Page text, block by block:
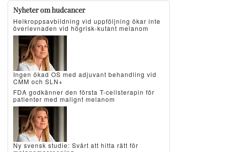
Nyheter om hudcancer
Helkroppsavbildning vid uppföljning ökar inte
överlevnaden vid högrisk-kutant melanom
Ingen ökad OS med adjuvant behandling vid
CMM och SLN+
FDA godkänner den första T-cellsterapin för
patienter med malignt melanom
Ny svensk studie: Svårt att hitta rätt för